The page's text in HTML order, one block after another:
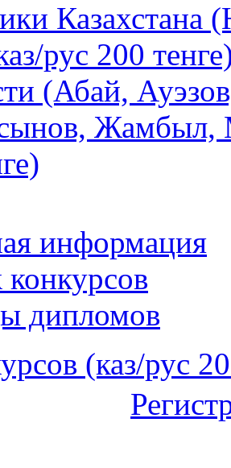
Казахстана
рус 200
(Абай,
Жамбыл,
информация
дипломов
(каз/рус